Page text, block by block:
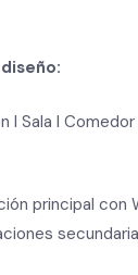
I Sala I Comedor
principal con